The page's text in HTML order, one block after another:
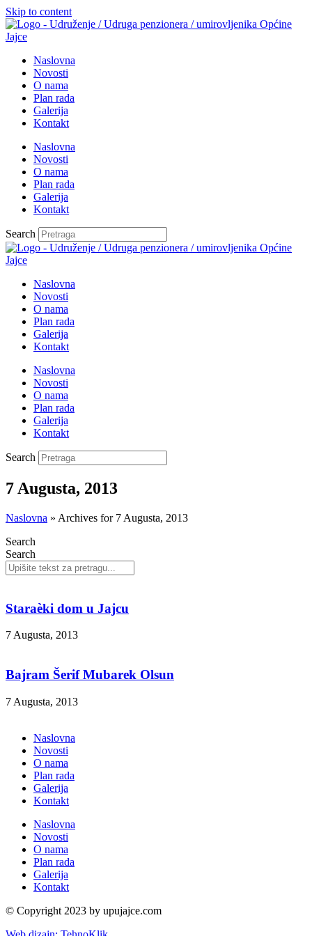
Skip to content
Naslovna
Novosti
O nama
Plan rada
Galerija
Kontakt
Naslovna
Novosti
O nama
Plan rada
Galerija
Kontakt
Search
Naslovna
Novosti
O nama
Plan rada
Galerija
Kontakt
Naslovna
Novosti
O nama
Plan rada
Galerija
Kontakt
Search
7 Augusta, 2013
Naslovna » Archives for 7 Augusta, 2013
Search
Search
Staraèki dom u Jajcu
7 Augusta, 2013
Bajram Šerif Mubarek Olsun
7 Augusta, 2013
Naslovna
Novosti
O nama
Plan rada
Galerija
Kontakt
Naslovna
Novosti
O nama
Plan rada
Galerija
Kontakt
© Copyright 2023 by upujajce.com